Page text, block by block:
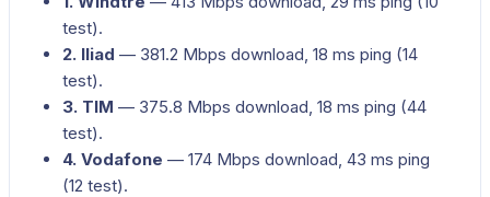
test).
2. Iliad — 381.2 Mbps download, 18 ms ping (14
test).
3. TIM — 375.8 Mbps download, 18 ms ping (44
test).
4. Vodafone — 174 Mbps download, 43 ms ping
(12 test).